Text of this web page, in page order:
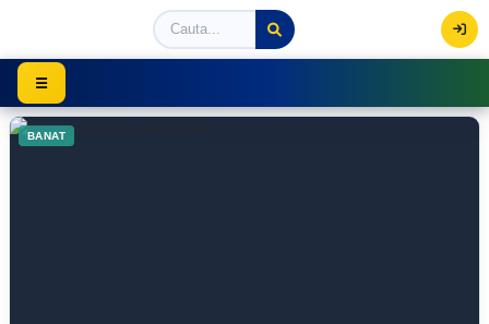
Viziteaza Romania | Obiective Turistice | Trasee
☰
BANAT